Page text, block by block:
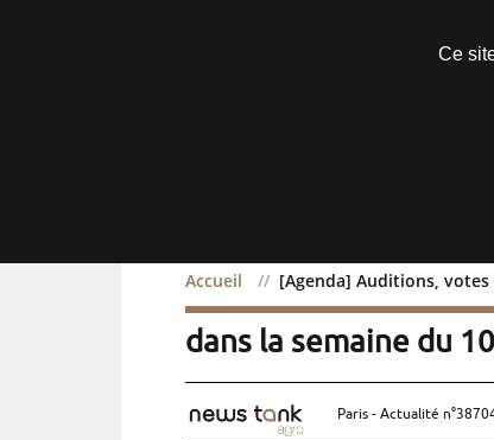
Accueil [Agenda] Auditions,
[Agenda] Auditions,
dans la semaine du
Paris - Actualité
Ce